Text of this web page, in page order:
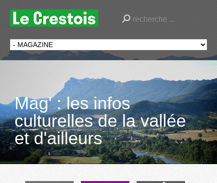
Mag' : les infos
culturelles de la vallée
et d'ailleurs